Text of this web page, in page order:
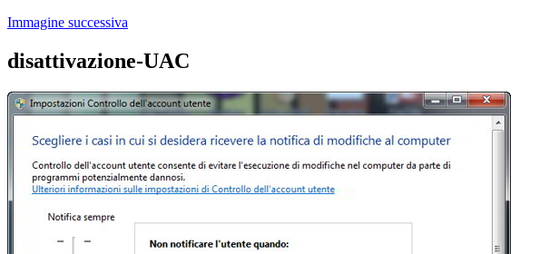
Immagine successiva
disattivazione-UAC